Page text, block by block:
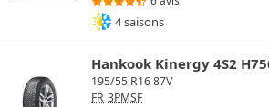
4 saisons
Hankook Kinergy 4S2
195/55 R16 87V
FR 3PMSF